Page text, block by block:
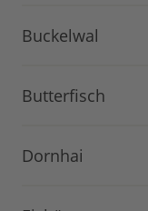
Buckelwal
Butterfisch
Dornhai